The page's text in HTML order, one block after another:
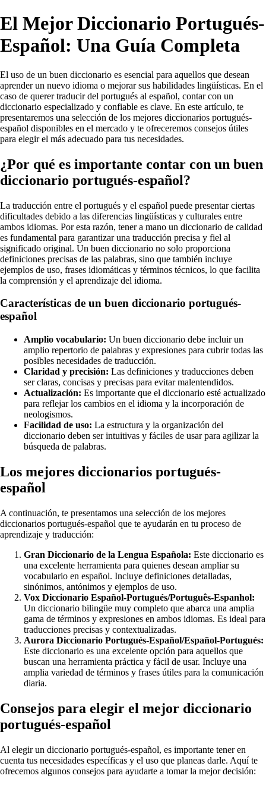
El Mejor Diccionario Portugués-
Español: Una Guía Completa
El uso de un buen diccionario es esencial para aquellos que desean
aprender un nuevo idioma o mejorar sus habilidades lingüísticas. En el
caso de querer traducir del portugués al español, contar con un
diccionario especializado y confiable es clave. En este artículo, te
presentaremos una selección de los mejores diccionarios portugués-
español disponibles en el mercado y te ofreceremos consejos útiles
para elegir el más adecuado para tus necesidades.
¿Por qué es importante contar con un buen
diccionario portugués-español?
La traducción entre el portugués y el español puede presentar ciertas
dificultades debido a las diferencias lingüísticas y culturales entre
ambos idiomas. Por esta razón, tener a mano un diccionario de calidad
es fundamental para garantizar una traducción precisa y fiel al
significado original. Un buen diccionario no solo proporciona
definiciones precisas de las palabras, sino que también incluye
ejemplos de uso, frases idiomáticas y términos técnicos, lo que facilita
la comprensión y el aprendizaje del idioma.
Características de un buen diccionario portugués-
español
Amplio vocabulario: Un buen diccionario debe incluir un
amplio repertorio de palabras y expresiones para cubrir todas las
posibles necesidades de traducción.
Claridad y precisión: Las definiciones y traducciones deben
ser claras, concisas y precisas para evitar malentendidos.
Actualización: Es importante que el diccionario esté actualizado
para reflejar los cambios en el idioma y la incorporación de
neologismos.
Facilidad de uso: La estructura y la organización del
diccionario deben ser intuitivas y fáciles de usar para agilizar la
búsqueda de palabras.
Los mejores diccionarios portugués-
español
A continuación, te presentamos una selección de los mejores
diccionarios portugués-español que te ayudarán en tu proceso de
aprendizaje y traducción:
Gran Diccionario de la Lengua Española: Este diccionario es
una excelente herramienta para quienes desean ampliar su
vocabulario en español. Incluye definiciones detalladas,
sinónimos, antónimos y ejemplos de uso.
Vox Diccionario Español-Portugués/Português-Espanhol:
Un diccionario bilingüe muy completo que abarca una amplia
gama de términos y expresiones en ambos idiomas. Es ideal para
traducciones precisas y contextualizadas.
Aurora Diccionario Portugués-Español/Español-Portugués:
Este diccionario es una excelente opción para aquellos que
buscan una herramienta práctica y fácil de usar. Incluye una
amplia variedad de términos y frases útiles para la comunicación
diaria.
Consejos para elegir el mejor diccionario
portugués-español
Al elegir un diccionario portugués-español, es importante tener en
cuenta tus necesidades específicas y el uso que planeas darle. Aquí te
ofrecemos algunos consejos para ayudarte a tomar la mejor decisión: